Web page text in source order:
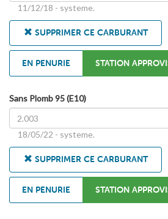
11/12/18 - systeme.
SUPPRIMER CE CARBURANT
EN PENURIE STATION
Sans Plomb 95 (E10)
18/05/22 - systeme.
SUPPRIMER CE CARBURANT
EN PENURIE STATION